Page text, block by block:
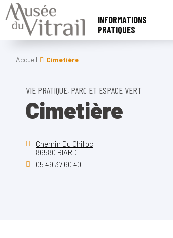
INFORMATIONS
PRATIQUES
Accueil Cimetière
VIE PRATIQUE, PARC ET ESPACE VERT
Cimetière
Chemin Du Chilloc
86580 BIARD
05 49 37 60 40